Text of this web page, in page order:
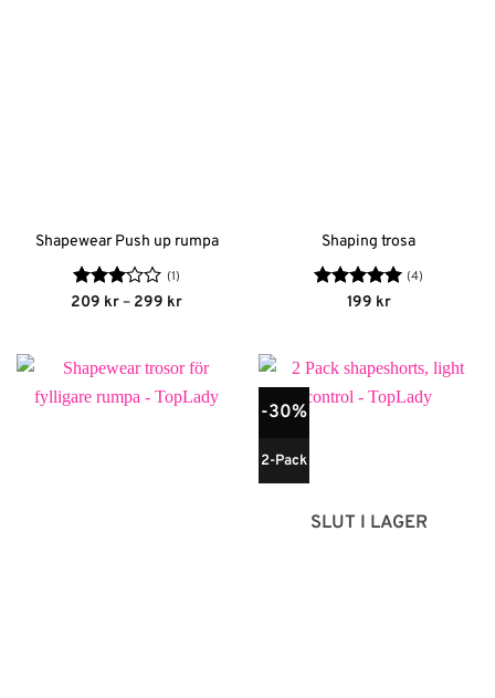
Shapewear Push up rumpa
Betygsatt
(1)
209 kr– 299 krPrisintervall:
Shaping trosa
Betygsatt5
(4)
199 kr
-30%
2-Pack
SLUT I LAGER